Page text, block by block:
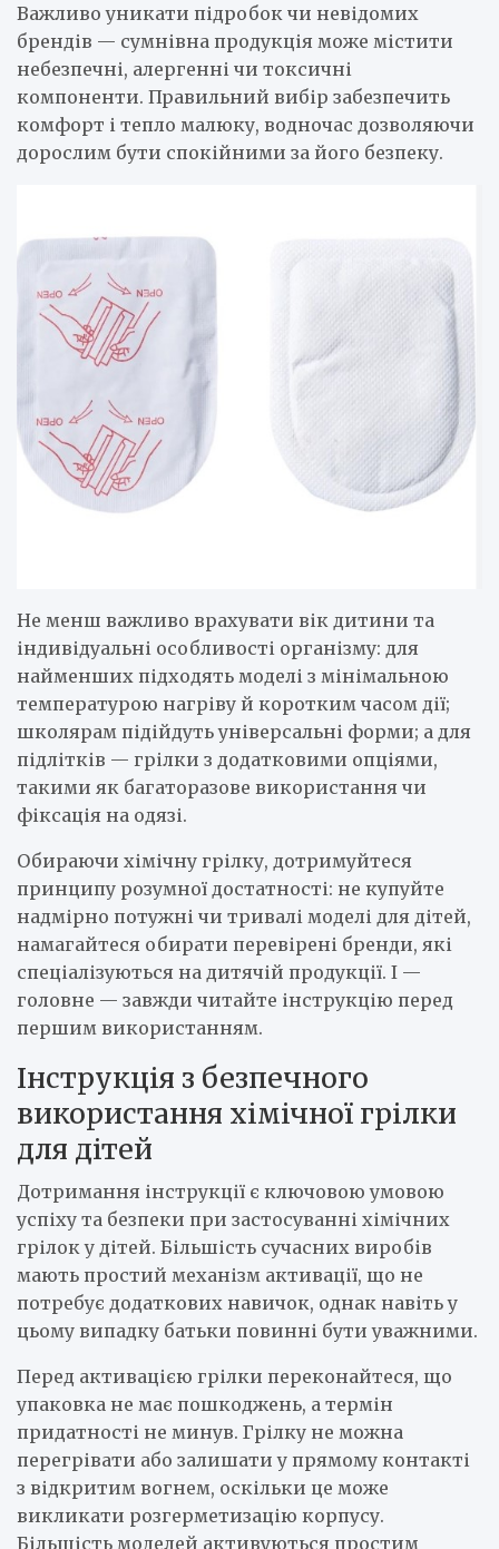
Важливо уникати підробок чи невідомих
брендів — сумнівна продукція може містити
небезпечні, алергенні чи токсичні
компоненти. Правильний вибір забезпечить
комфорт і тепло малюку, водночас дозволяючи
дорослим бути спокійними за його безпеку.
Не менш важливо врахувати вік дитини та
індивідуальні особливості організму: для
найменших підходять моделі з мінімальною
температурою нагріву й коротким часом дії;
школярам підійдуть універсальні форми; а для
підлітків — грілки з додатковими опціями,
такими як багаторазове використання чи
фіксація на одязі.
Обираючи хімічну грілку, дотримуйтеся
принципу розумної достатності: не купуйте
надмірно потужні чи тривалі моделі для дітей,
намагайтеся обирати перевірені бренди, які
спеціалізуються на дитячій продукції. І —
головне — завжди читайте інструкцію перед
першим використанням.
Інструкція з безпечного
використання хімічної грілки
для дітей
Дотримання інструкції є ключовою умовою
успіху та безпеки при застосуванні хімічних
грілок у дітей. Більшість сучасних виробів
мають простий механізм активації, що не
потребує додаткових навичок, однак навіть у
цьому випадку батьки повинні бути уважними.
Перед активацією грілки переконайтеся, що
упаковка не має пошкоджень, а термін
придатності не минув. Грілку не можна
перегрівати або залишати у прямому контакті
з відкритим вогнем, оскільки це може
викликати розгерметизацію корпусу.
Більшість моделей активуються простим